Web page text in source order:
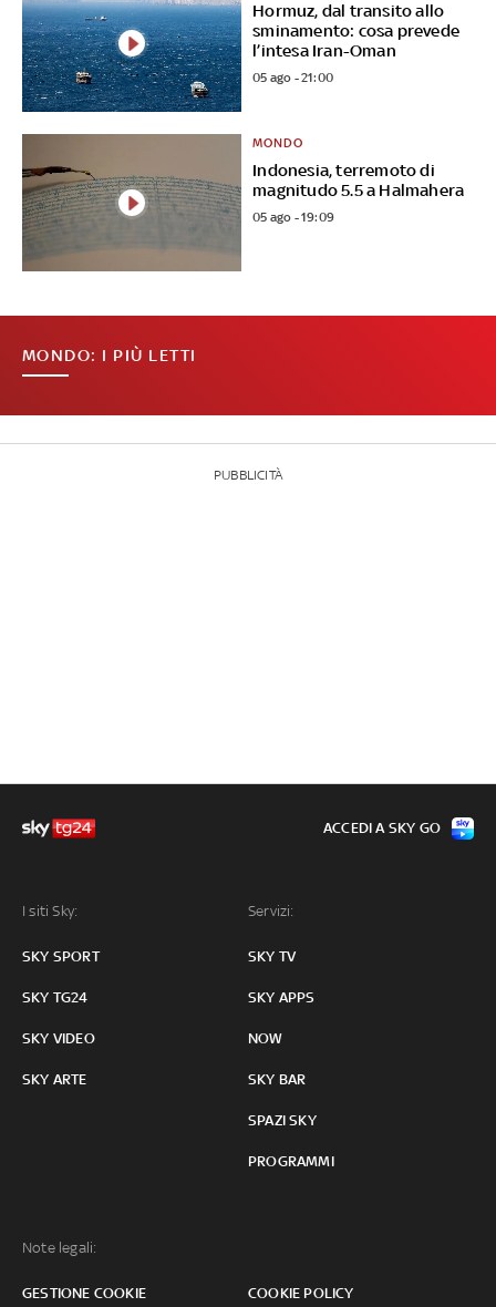
Hormuz, dal transito allo
sminamento: cosa prevede
l’intesa Iran-Oman
05 ago - 21:00
Indonesia, terremoto di
magnitudo 5.5 a Halmahera
MONDO
05 ago - 19:09
MONDO: I PIÙ LETTI
PUBBLICITÀ
I siti Sky:
SKY SPORT
SKY TG24
SKY VIDEO
SKY ARTE
Servizi:
SKY TV
SKY APPS
NOW
SKY BAR
SPAZI SKY
PROGRAMMI
Note legali:
GESTIONE COOKIE COOKIE POLICY
ACCEDI A SKY GO